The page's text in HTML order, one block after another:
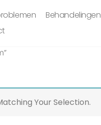
Behandelingen
Your Selection.